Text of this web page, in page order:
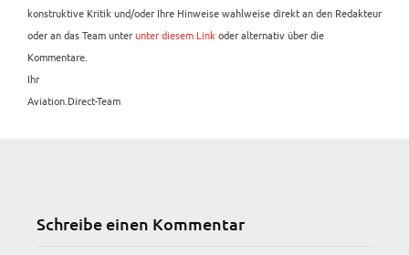
konstruktive Kritik und/oder Ihre Hinweise wahlweise direkt an den Redakteur
oder an das Team unterunter diesem Link oder alternativ über die
Kommentare.
Ihr
Aviation.Direct-Team
Schreibe einen Kommentar